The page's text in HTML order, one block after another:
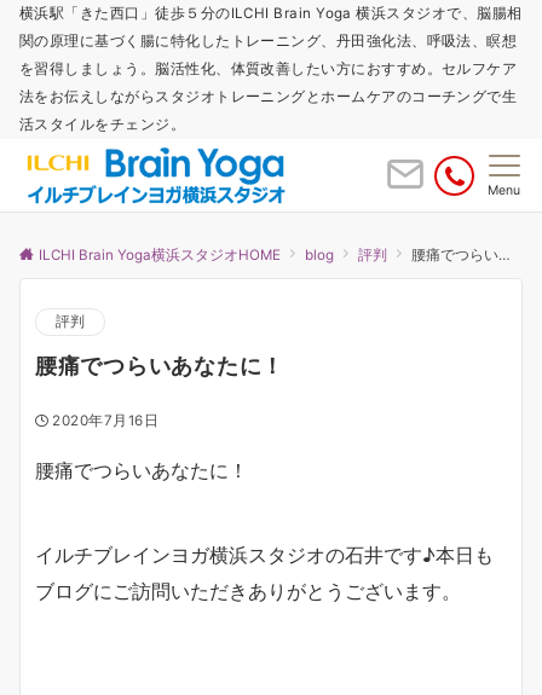
横浜駅「きた西口」徒歩５分のILCHI Brain Yoga 横浜スタジオで、脳腸相
関の原理に基づく腸に特化したトレーニング、丹田強化法、呼吸法、瞑想
を習得しましょう。脳活性化、体質改善したい方におすすめ。セルフケア
法をお伝えしながらスタジオトレーニングとホームケアのコーチングで生
活スタイルをチェンジ。
Menu
ILCHI Brain Yoga横浜スタジオHOME blog 評判 腰痛でつらいあなたに！
評判
腰痛でつらいあなたに！
2020年7月16日
腰痛でつらいあなたに！
イルチブレインヨガ横浜スタジオの石井です♪本日も
ブログにご訪問いただきありがとうございます。